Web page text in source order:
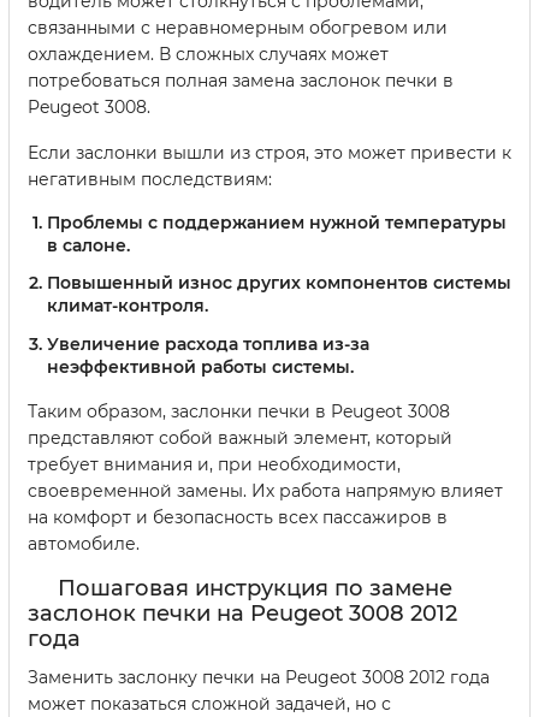
связанными с неравномерным обогревом или
охлаждением. В сложных случаях может
потребоваться полная замена заслонок печки в
Peugeot 3008.
Если заслонки вышли из строя, это может привести к
негативным последствиям:
Проблемы с поддержанием нужной температуры
в салоне.
Повышенный износ других компонентов системы
климат-контроля.
Увеличение расхода топлива из-за
неэффективной работы системы.
Таким образом, заслонки печки в Peugeot 3008
представляют собой важный элемент, который
требует внимания и, при необходимости,
своевременной замены. Их работа напрямую влияет
на комфорт и безопасность всех пассажиров в
автомобиле.
Пошаговая инструкция по замене
заслонок печки на Peugeot 3008 2012
года
Заменить заслонку печки на Peugeot 3008 2012 года
может показаться сложной задачей, но с